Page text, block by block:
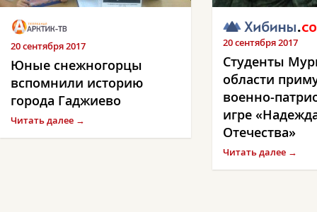
20 сентября 2017
Юные снежногорцы
вспомнили историю
города Гаджиево
Читать далее →
20 сентября 2017
Студенты
области
военно-
игре
Отечества»
Читать далее →